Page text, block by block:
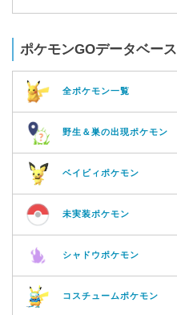
ポケモンGOデータベース
全ポケモン一覧
野生＆巣の出現ポケモン
ベイビィポケモン
未実装ポケモン
シャドウポケモン
コスチュームポケモン